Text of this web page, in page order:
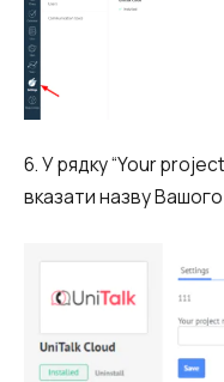
6. У рядку “Your
вказати назву